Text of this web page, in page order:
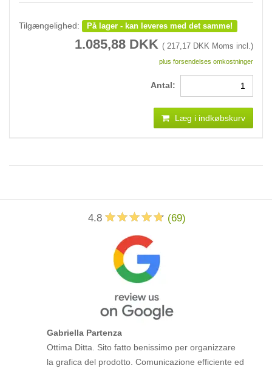
Tilgængelighed: På lager - kan leveres med det samme!
1.085,88 DKK ( 217,17 DKK Moms incl.)
plus forsendelses omkostninger
Antal:
Læg i indkøbskurv
4.8 (69)
Gabriella Partenza
Ottima Ditta. Sito fatto benissimo per organizzare
la grafica del prodotto. Comunicazione efficiente ed